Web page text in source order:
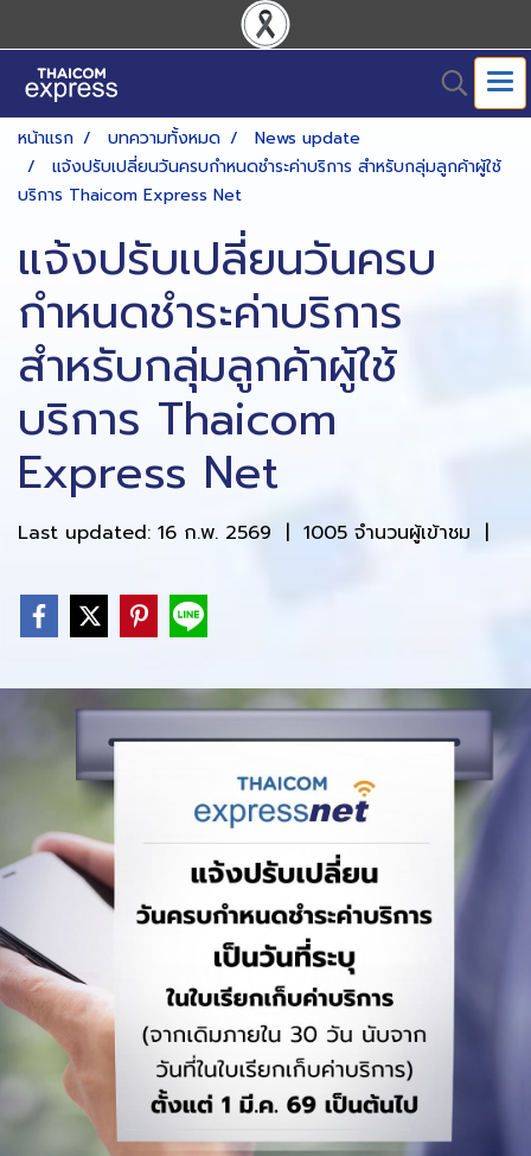
หน้าแรก บทความทั้งหมด
News update
แจ้งปรับเปลี่ยนวันครบกำหนดชำระค่าบริการ สำหรับกลุ่มลูกค้าผู้ใช้
บริการ Thaicom Express Net
แจ้งปรับเปลี่ยนวันครบ
กำหนดชำระค่าบริการ
สำหรับกลุ่มลูกค้าผู้ใช้
บริการ Thaicom
Express Net
Last updated: 16 ก.พ. 2569 | 1005 จำนวนผู้เข้าชม |